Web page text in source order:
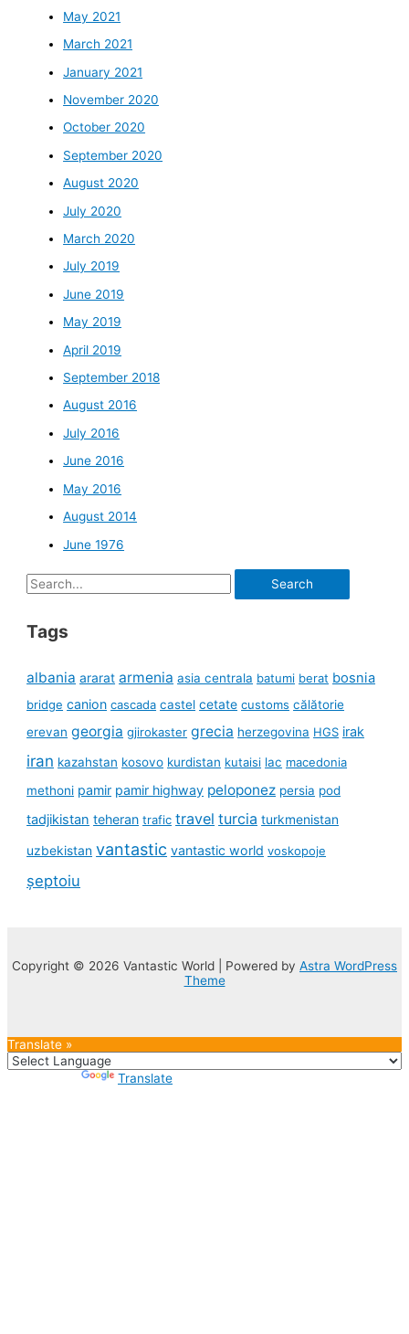
May 2021
March 2021
January 2021
November 2020
October 2020
September 2020
August 2020
July 2020
March 2020
July 2019
June 2019
May 2019
April 2019
September 2018
August 2016
July 2016
June 2016
May 2016
August 2014
June 1976
Search
Tags
albania ararat armenia asia centrala batumi berat bosnia
bridge canion cascada castel cetate customs călătorie
erevan georgia gjirokaster grecia herzegovina HGS irak
iran kazahstan kosovo kurdistan kutaisi lac macedonia
methoni pamir pamir highway peloponez persia pod
tadjikistan teheran trafic travel turcia turkmenistan
uzbekistan vantastic vantastic world voskopoje
șeptoiu
Copyright © 2026 Vantastic World | Powered by Astra WordPress
Theme
Translate »
Translate